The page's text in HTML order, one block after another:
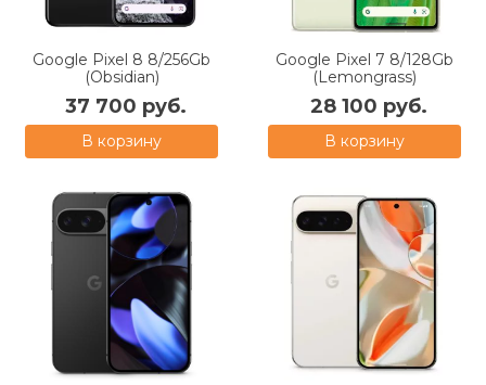
Google Pixel 8 8/256Gb
(Obsidian)
37 700 руб.
В корзину
Google Pixel 7 8/128Gb
(Lemongrass)
28 100 руб.
В корзину